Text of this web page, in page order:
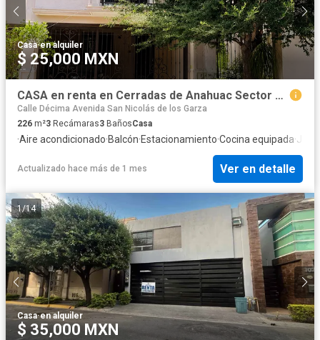
Casa·en alquiler
$ 25,000 MXN
CASA en renta en Cerradas de Anahuac Sector Premier
Calle Décima Avenida San Nicolás de los Garza
226 m²3 Recámaras3 BañosCasa
·Aire acondicionado·Balcón·Estacionamiento·Cocina equipada·
Actualizado hace más de 1 mes Ver en detalle
1/14
Casa·en alquiler
$ 35,000 MXN